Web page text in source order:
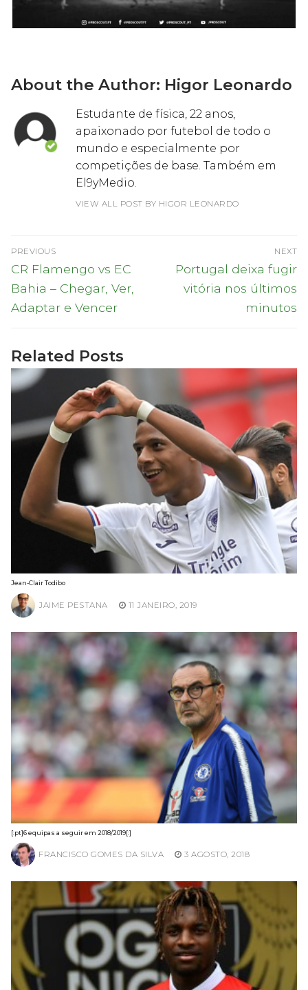
About the Author: Higor Leonardo
Estudante de física, 22 anos,
apaixonado por futebol de todo o
mundo e especialmente por
competições de base. Também em
El9yMedio.
VIEW ALL POST BY HIGOR LEONARDO
Navegação
de
artigos
PREVIOUS
Previous
post:
CR Flamengo vs EC
Bahia – Chegar, Ver,
Adaptar e Vencer
NEXT
Next
post:
Portugal deixa fugir
vitória nos últimos
minutos
Related Posts
Jean-Clair Todibo
JAIME PESTANA 11 JANEIRO, 2019
[:pt]6 equipas a seguir em 2018/2019[:]
FRANCISCO GOMES DA SILVA 3 AGOSTO, 2018